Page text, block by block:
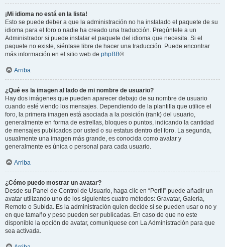
¡Mi idioma no está en la lista!
Esto se puede deber a que la administración no ha instalado el paquete de su
idioma para el foro o nadie ha creado una traducción. Pregúntele a un
Administrador si puede instalar el paquete del idioma que necesita. Si el
paquete no existe, siéntase libre de hacer una traducción. Puede encontrar
más información en el sitio web de phpBB®
Arriba
¿Qué es la imagen al lado de mi nombre de usuario?
Hay dos imágenes que pueden aparecer debajo de su nombre de usuario
cuando esté viendo los mensajes. Dependiendo de la plantilla que utilice el
foro, la primera imagen está asociada a la posición (rank) del usuario,
generalmente en forma de estrellas, bloques o puntos, indicando la cantidad
de mensajes publicados por usted o su estatus dentro del foro. La segunda,
usualmente una imagen más grande, es conocida como avatar y
generalmente es única o personal para cada usuario.
Arriba
¿Cómo puedo mostrar un avatar?
Desde su Panel de Control de Usuario, haga clic en “Perfil” puede añadir un
avatar utilizando uno de los siguientes cuatro métodos: Gravatar, Galería,
Remoto o Subida. Es la administración quien decide si se pueden usar o no y
en que tamaño y peso pueden ser publicadas. En caso de que no este
disponible la opción de avatar, comuníquese con La Administración para que
sea activada.